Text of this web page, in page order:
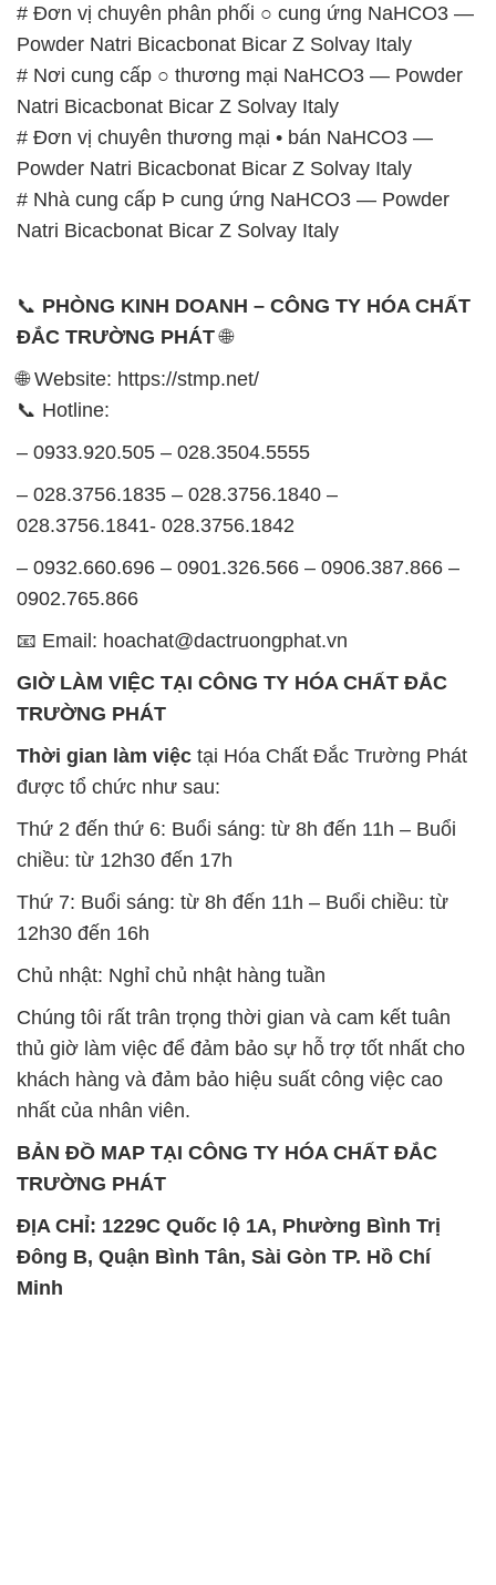
# Đơn vị chuyên phân phối ○ cung ứng NaHCO3 —
Powder Natri Bicacbonat Bicar Z Solvay Italy
# Nơi cung cấp ○ thương mại NaHCO3 — Powder
Natri Bicacbonat Bicar Z Solvay Italy
# Đơn vị chuyên thương mại • bán NaHCO3 —
Powder Natri Bicacbonat Bicar Z Solvay Italy
# Nhà cung cấp Þ cung ứng NaHCO3 — Powder
Natri Bicacbonat Bicar Z Solvay Italy
📞 PHÒNG KINH DOANH – CÔNG TY HÓA CHẤT
ĐẮC TRƯỜNG PHÁT🌐
🌐 Website: https://stmp.net/
📞 Hotline:
– 0933.920.505 – 028.3504.5555
– 028.3756.1835 – 028.3756.1840 –
028.3756.1841- 028.3756.1842
– 0932.660.696 – 0901.326.566 – 0906.387.866 –
0902.765.866
📧 Email: hoachat@dactruongphat.vn
GIỜ LÀM VIỆC TẠI CÔNG TY HÓA CHẤT ĐẮC
TRƯỜNG PHÁT
Thời gian làm việc tại Hóa Chất Đắc Trường Phát
được tổ chức như sau:
Thứ 2 đến thứ 6: Buổi sáng: từ 8h đến 11h – Buổi
chiều: từ 12h30 đến 17h
Thứ 7: Buổi sáng: từ 8h đến 11h – Buổi chiều: từ
12h30 đến 16h
Chủ nhật: Nghỉ chủ nhật hàng tuần
Chúng tôi rất trân trọng thời gian và cam kết tuân
thủ giờ làm việc để đảm bảo sự hỗ trợ tốt nhất cho
khách hàng và đảm bảo hiệu suất công việc cao
nhất của nhân viên.
BẢN ĐỒ MAP TẠI CÔNG TY HÓA CHẤT ĐẮC
TRƯỜNG PHÁT
ĐỊA CHỈ: 1229C Quốc lộ 1A, Phường Bình Trị
Đông B, Quận Bình Tân, Sài Gòn TP. Hồ Chí
Minh